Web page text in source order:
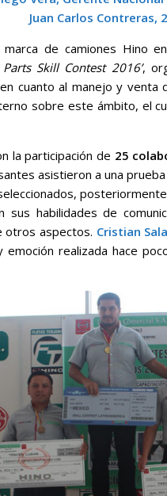
Juan Carlos Contreras,
de camiones Hino
Skill Contest 2016’,
cuanto al manejo y venta
sobre este ámbito, el
la participación de 25
asistieron a una
habilidades de
otros aspectos. Cristian
emoción realizada hace